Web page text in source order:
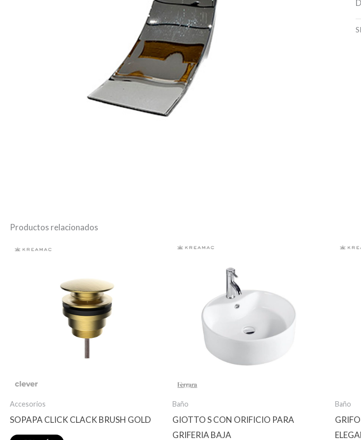
Productos relacionados
Accesorios
SOPAPA CLICK CLACK BRUSH GOLD
Baño
GIOTTO S CON ORIFICIO PARA
GRIFERIA BAJA
Baño